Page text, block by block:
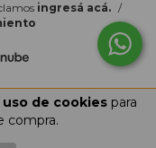
de cookiespara
compra.
ingresá acá. /